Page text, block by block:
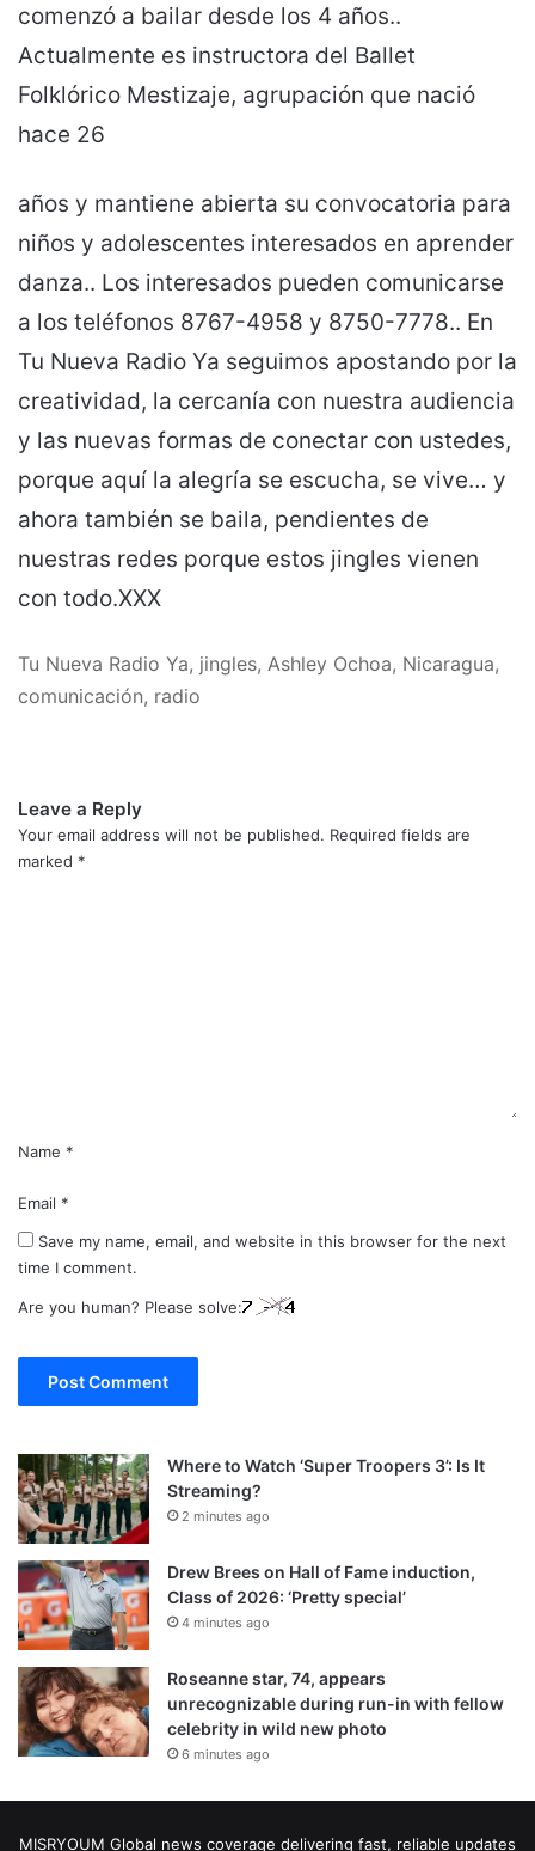
comenzó a bailar desde los 4 años..
Actualmente es instructora del Ballet
Folklórico Mestizaje, agrupación que nació
hace 26
años y mantiene abierta su convocatoria para
niños y adolescentes interesados en aprender
danza.. Los interesados pueden comunicarse
a los teléfonos 8767-4958 y 8750-7778.. En
Tu Nueva Radio Ya seguimos apostando por la
creatividad, la cercanía con nuestra audiencia
y las nuevas formas de conectar con ustedes,
porque aquí la alegría se escucha, se vive… y
ahora también se baila, pendientes de
nuestras redes porque estos jingles vienen
con todo.XXX
Tu Nueva Radio Ya, jingles, Ashley Ochoa, Nicaragua,
comunicación, radio
Leave a Reply
Your email address will not be published. Required fields are
marked *
Name *
Email *
Save my name, email, and website in this browser for the next
time I comment.
Are you human? Please solve:
Where to Watch ‘Super Troopers 3’: Is It
Streaming?
2 minutes ago
Drew Brees on Hall of Fame induction,
Class of 2026: ‘Pretty special’
4 minutes ago
Roseanne star, 74, appears
unrecognizable during run-in with fellow
celebrity in wild new photo
6 minutes ago
MISRYOUM Global news coverage delivering fast, reliable updates